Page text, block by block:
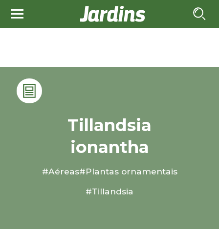
Tillandsia
ionantha
#Aéreas#Plantas ornamentais
#Tillandsia